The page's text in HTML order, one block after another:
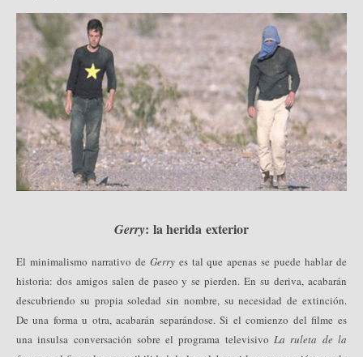
Gerry: la herida exterior
El minimalismo narrativo de Gerryes tal que apenas se puede hablar de
historia: dos amigos salen de paseo y se pierden. En su deriva, acabarán
descubriendo su propia soledad sin nombre, su necesidad de extinción.
De una forma u otra, acabarán separándose. Si el comienzo del filme es
una insulsa conversación sobre el programa televisivoLa ruleta de la